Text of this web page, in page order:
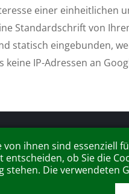
einer einheitlichen
Standardschrift von
statisch eingebunden,
keine IP-Adressen an
ihnen sind
entscheiden, ob Sie die
Die verwendeten